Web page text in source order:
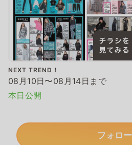
NEXT TREND！
08月10日〜08月14日まで
本日公開
フォロー